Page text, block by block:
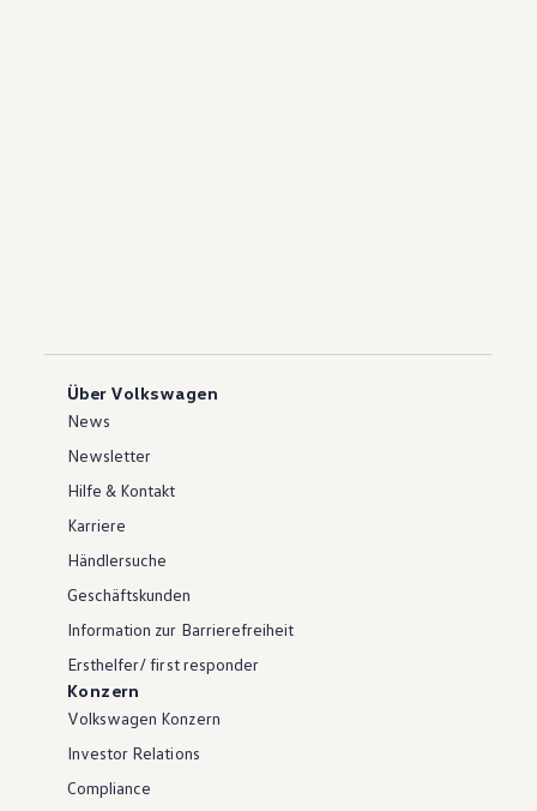
Über Volkswagen
News
Newsletter
Hilfe & Kontakt
Karriere
Händlersuche
Geschäftskunden
Information zur Barrierefreiheit
Ersthelfer/ first responder
Konzern
Volkswagen Konzern
Investor Relations
Compliance